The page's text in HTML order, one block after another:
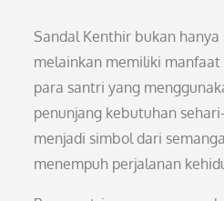
Sandal Kenthir bukan hanya
melainkan memiliki
para santri yang
penunjang kebutuhan
menjadi simbol dari
menempuh perjalanan